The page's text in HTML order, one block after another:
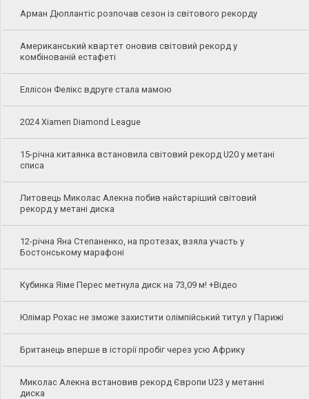
Арман Дюплантіс розпочав сезон із світового рекорду
Американський квартет оновив світовий рекорд у
комбінованій естафеті
Еллісон Фелікс вдруге стала мамою
2024 Xiamen Diamond League
15-річна китаянка встановила світовий рекорд U20 у метані
списа
Литовець Миколас Алекна побив найстаріший світовий
рекорд у метані диска
12-річна Яна Степаненко, на протезах, взяла участь у
Бостонському марафоні
Кубинка Яіме Перес метнула диск на 73,09 м! +Відео
Юлімар Рохас не зможе захистити олімпійський титул у Парижі
Британець вперше в історії пробіг через усю Африку
Миколас Алекна встановив рекорд Європи U23 у метанні
диска